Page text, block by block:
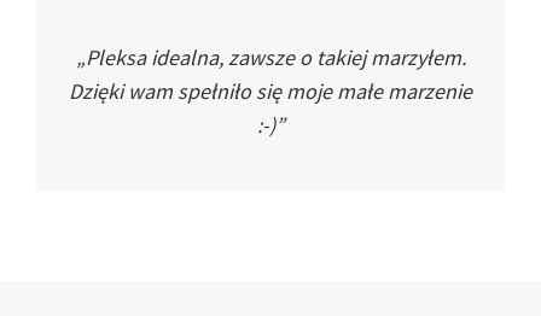
„Pleksa idealna, zawsze o takiej marzyłem.
Dzięki wam spełniło się moje małe marzenie
:-)”